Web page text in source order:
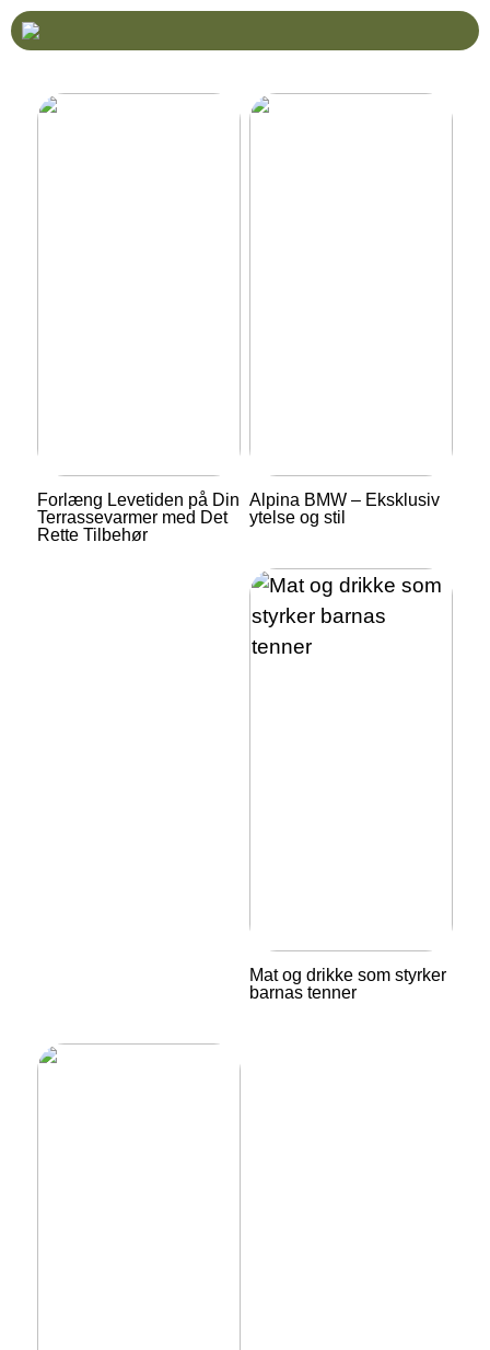
Forlæng Levetiden på Din
Terrassevarmer med Det
Rette Tilbehør
Alpina BMW – Eksklusiv
ytelse og stil
Mat og drikke som styrker
barnas tenner